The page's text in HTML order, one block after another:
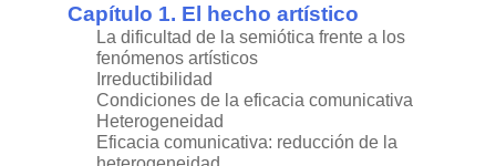
Capítulo 1. El hecho artístico
La dificultad de la semiótica frente a los
fenómenos artísticos
Irreductibilidad
Condiciones de la eficacia comunicativa
Heterogeneidad
Eficacia comunicativa: reducción de la